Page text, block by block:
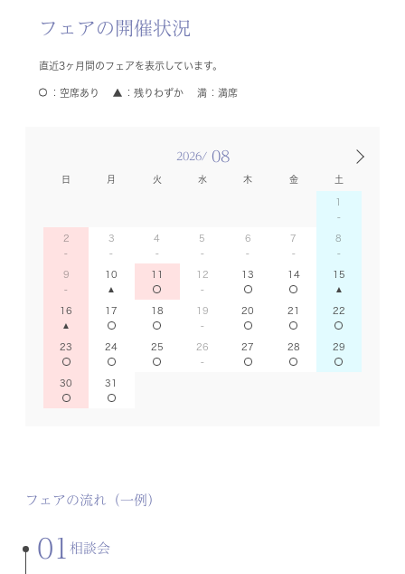
フェアの開催状況
直近3ヶ月間のフェアを表示しています。
空席あり 残りわずか 満席
2026/ 08
日 月 火 水 木 金 土
1
2 3 4 5 6 7 8
9 10 11 12 13 14 15
16 17 18 19 20 21 22
23 24 25 26 27 28 29
30 31
フェアの流れ（一例）
01 相談会